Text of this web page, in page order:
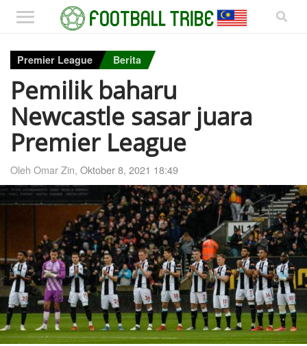
Premier League Berita
Pemilik baharu
Newcastle sasar juara
Premier League
Oleh Omar Zin, Oktober 8, 2021 18:49